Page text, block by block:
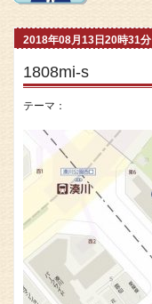
2018年08月13日20時31分
1808mi-s
テーマ：